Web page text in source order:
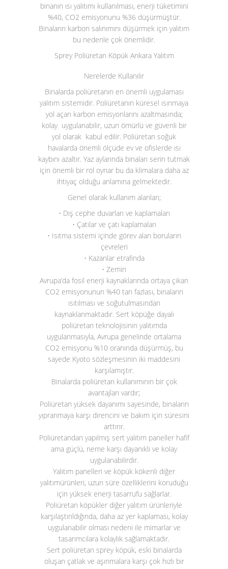
binanın ısı yalıtımı kullanılması, enerji tüketimini
%40, CO2 emisyonunu %36 düşürmüştür.
Binaların karbon salınımını düşürmek için yalıtım
bu nedenle çok önemlidir.
Sprey Poliüretan Köpük Ankara Yalıtım
Nerelerde Kullanılır
Binalarda poliüretanın en önemli uygulaması
yalıtım sistemidir. Poliüretanın küresel ısınmaya
yol açan karbon emisyonlarını azaltmasında;
kolay uygulanabilir, uzun ömürlü ve güvenli bir
yol olarak kabul edilir. Poliüretan soğuk
havalarda önemli ölçüde ev ve ofislerde ısı
kaybını azaltır. Yaz aylarında binaları serin tutmak
için önemli bir rol oynar bu da klimalara daha az
ihtiyaç olduğu anlamına gelmektedir.
Genel olarak kullanım alanları;
• Dış cephe duvarları ve kaplamaları
• Çatılar ve çatı kaplamaları
• Isıtma sistemi içinde görev alan boruların
çevreleri
• Kazanlar etrafında
• Zemin
Avrupa’da fosil enerji kaynaklarında ortaya çıkan
CO2 emisyonunun %40 tan fazlası, binaların
ısıtılması ve soğutulmasından
kaynaklanmaktadır. Sert köpüğe dayalı
poliüretan teknolojisinin yalıtımda
uygulanmasıyla, Avrupa genelinde ortalama
CO2 emisyonu %10 oranında düşürmüş, bu
sayede Kyoto sözleşmesinin iki maddesini
karşılamıştır.
Binalarda poliüretan kullanımının bir çok
avantajları vardır;
Poliüretan yüksek dayanımı sayesinde, binaların
yıpranmaya karşı direncini ve bakım için süresini
arttırır.
Poliüretandan yapılmış sert yalıtım paneller hafif
ama güçlü, neme karşı dayanıklı ve kolay
uygulanabilirdir.
Yalıtım panelleri ve köpük kökenli diğer
yalıtımürünleri, uzun süre özelliklerini koruduğu
için yüksek enerji tasarrufu sağlarlar.
Poliüretan köpükler diğer yalıtım ürünleriyle
karşılaştırıldığında, daha az yer kaplaması, kolay
uygulanabilir olması nedeni ile mimarlar ve
tasarımcılara kolaylık sağlamaktadır.
Sert poliüretan sprey köpük, eski binalarda
oluşan çatlak ve aşınmalara karşı çok hızlı bir